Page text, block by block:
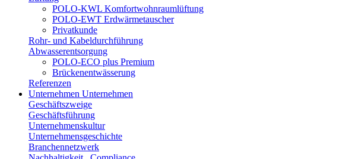
POLO-KWL Komfortwohnraumlüftung
POLO-EWT Erdwärmetauscher
Privatkunde
Rohr- und Kabeldurchführung
Abwasserentsorgung
POLO-ECO plus Premium
Brückenentwässerung
Referenzen
Unternehmen Unternehmen
Geschäftszweige
Geschäftsführung
Unternehmenskultur
Unternehmensgeschichte
Branchennetzwerk